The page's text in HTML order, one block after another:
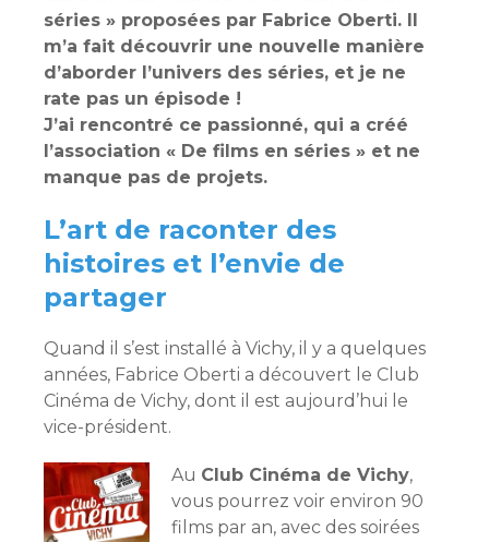
séries » proposées par Fabrice Oberti. Il
m’a fait découvrir une nouvelle manière
d’aborder l’univers des séries, et je ne
rate pas un épisode !
J’ai rencontré ce passionné, qui a créé
l’association « De films en séries » et ne
manque pas de projets.
L’art de raconter des
histoires et l’envie de
partager
Quand il s’est installé à Vichy, il y a quelques
années, Fabrice Oberti a découvert le Club
Cinéma de Vichy, dont il est aujourd’hui le
vice-président.
Au Club Cinéma de Vichy,
vous pourrez voir environ 90
films par an, avec des soirées